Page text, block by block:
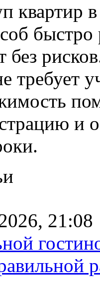
квартир
без
требует
и
21:08